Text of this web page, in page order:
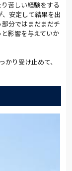
苦しい経験をする
安定して結果を出
分ではまだまだチ
影響を与えていか
り受け止めて、